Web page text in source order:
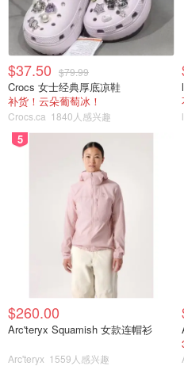
$37.50 $79.99
Crocs 女士经典厚底凉鞋
补货！云朵葡萄冰！
Crocs.ca 1840人感兴趣
5
$260.00
Arc'teryx Squamish 女款连帽衫
Arc'teryx 1559人感兴趣